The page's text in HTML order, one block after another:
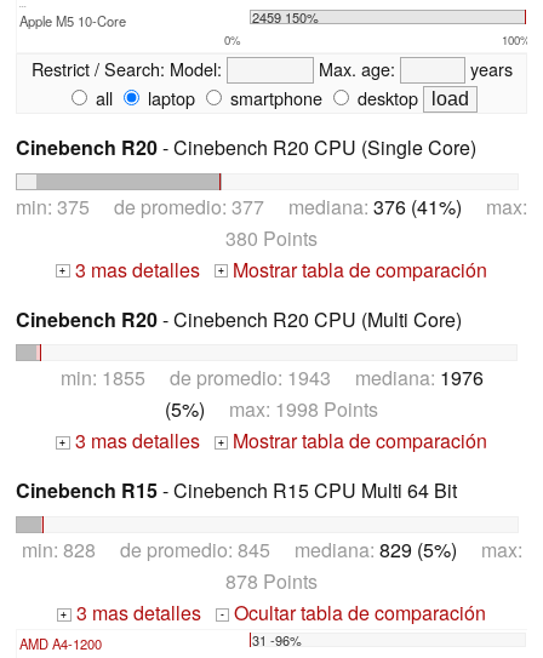
Apple M5 10-Core 2459 150%
0% 100%
Restrict / Search: Model: Max. age:
years
all
laptop smartphone desktop
Cinebench R20- Cinebench R20 CPU (Single Core)
min: 375 de promedio: 377 mediana: 376 (41%) max:
380 Points
+ 3 mas detalles +
Mostrar tabla de comparación
Cinebench R20- Cinebench R20 CPU (Multi Core)
min: 1855 de promedio: 1943 mediana: 1976
(5%) max: 1998 Points
+ 3 mas detalles +
Mostrar tabla de comparación
Cinebench R15- Cinebench R15 CPU Multi 64 Bit
min: 828 de promedio: 845 mediana: 829 (5%) max:
878 Points
+ 3 mas detalles - Ocultar tabla de comparación
AMD A4-1200 31 -96%